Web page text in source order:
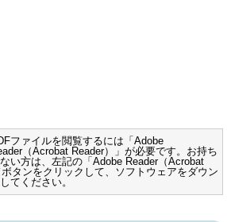
ファイルを閲覧するには「Adobe
（Acrobat Reader）」が必要です。お持ち
い方は、左記の「Adobe Reader（Acrobat
タンをクリックして、ソフトウェアをダウン
てください。